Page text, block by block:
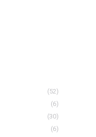
(52)
(6)
(30)
(6)